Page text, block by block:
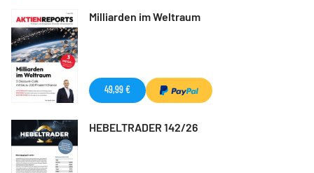
Milliarden im Weltraum
49,99 €
HEBELTRADER 142/26